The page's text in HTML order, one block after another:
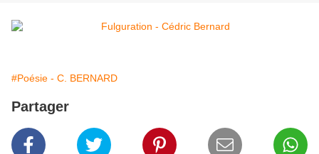
#Poésie - C. BERNARD
Partager